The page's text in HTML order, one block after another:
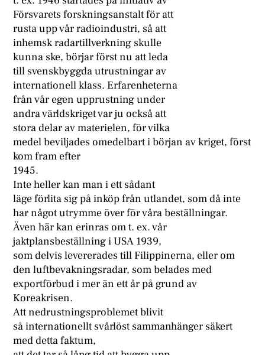
Försvarets forskningsanstalt för att
rusta upp vår radioindustri, så att
inhemsk radartillverkning skulle
kunna ske, börjar först nu att leda
till svenskbyggda utrustningar av
internationell klass. Erfarenheterna
från vår egen upprustning under
andra världskriget var ju också att
stora delar av materielen, för vilka
medel beviljades omedelbart i början av kriget, först
kom fram efter
1945.
Inte heller kan man i ett sådant
läge förlita sig på inköp från utlandet, som då inte
har något utrymme över för våra beställningar.
Även här kan erinras om t. ex. vår
jaktplansbeställning i USA 1939,
som delvis levererades till Filippinerna, eller om
den luftbevakningsradar, som belades med
exportförbud i mer än ett år på grund av
Koreakrisen.
Att nedrustningsproblemet blivit
så internationellt svårlöst sammanhänger säkert
med detta faktum,